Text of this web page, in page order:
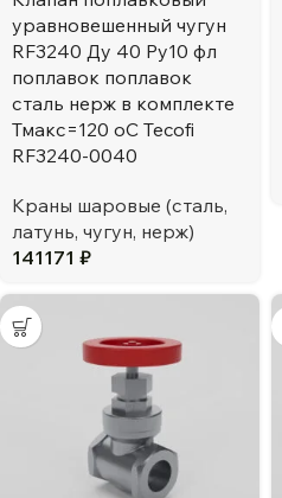
уравновешенный чугун
RF3240 Ду 40 Ру10 фл
поплавок поплавок
сталь нерж в комплекте
Тмакс=120 оС Tecofi
RF3240-0040
Краны шаровые (сталь,
латунь, чугун, нерж)
141171 ₽